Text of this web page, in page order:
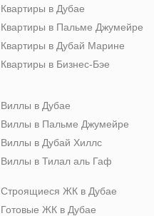
Квартиры в Дубае
Квартиры в Пальме Джумейре
Квартиры в Дубай Марине
Квартиры в Бизнес-Бэе
Виллы в Дубае
Виллы в Пальме Джумейре
Виллы в Дубай Хиллс
Виллы в Тилал аль Гаф
Строящиеся ЖК в Дубае
Готовые ЖК в Дубае